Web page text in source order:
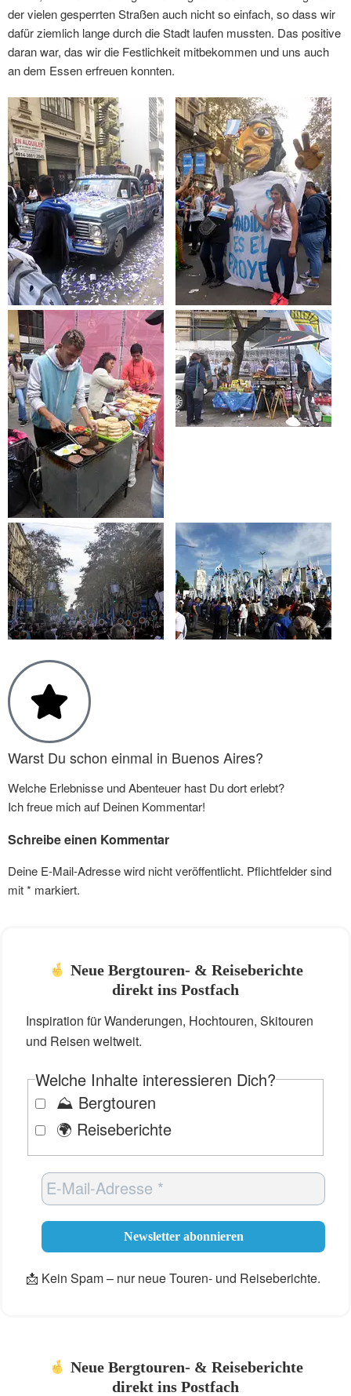
der vielen gesperrten Straßen auch nicht so einfach, so dass wir
dafür ziemlich lange durch die Stadt laufen mussten. Das positive
daran war, das wir die Festlichkeit mitbekommen und uns auch
an dem Essen erfreuen konnten.
Warst Du schon einmal in Buenos Aires?
Welche Erlebnisse und Abenteuer hast Du dort erlebt?
Ich freue mich auf Deinen Kommentar!
Schreibe einen Kommentar
Deine E-Mail-Adresse wird nicht veröffentlicht. Pflichtfelder sind
mit* markiert.
Neue Bergtouren- & Reiseberichte
direkt ins Postfach
Inspiration für Wanderungen, Hochtouren, Skitouren
und Reisen weltweit.
Welche Inhalte interessieren Dich?
⛰️ Bergtouren
🌍 Reiseberichte
📩 Kein Spam – nur neue Touren- und Reiseberichte.
Neue Bergtouren- & Reiseberichte
direkt ins Postfach